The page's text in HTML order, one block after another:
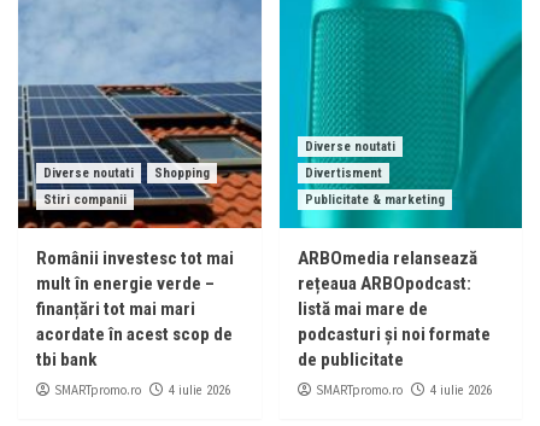
Diverse noutati
Shopping
Stiri companii
Românii investesc tot mai
mult în energie verde –
finanțări tot mai mari
acordate în acest scop de
tbi bank
SMARTpromo.ro 4 iulie 2026
Diverse noutati
Divertisment
Publicitate & marketing
ARBOmedia relansează
rețeaua ARBOpodcast:
listă mai mare de
podcasturi și noi formate
de publicitate
SMARTpromo.ro 4 iulie 2026